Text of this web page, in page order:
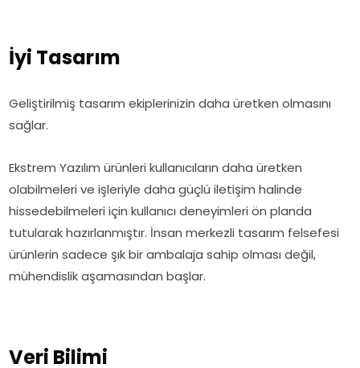
İyi Tasarım
Geliştirilmiş tasarım ekiplerinizin daha üretken olmasını
sağlar.
Ekstrem Yazılım ürünleri kullanıcıların daha üretken
olabilmeleri ve işleriyle daha güçlü iletişim halinde
hissedebilmeleri için kullanıcı deneyimleri ön planda
tutularak hazırlanmıştır. İnsan merkezli tasarım felsefesi
ürünlerin sadece şık bir ambalaja sahip olması değil,
mühendislik aşamasından başlar.
Veri Bilimi